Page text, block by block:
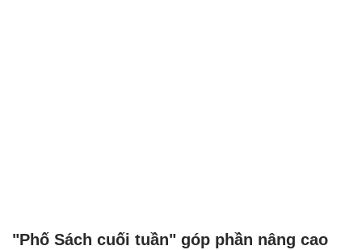
"Phố Sách cuối tuần" góp phần nâng cao